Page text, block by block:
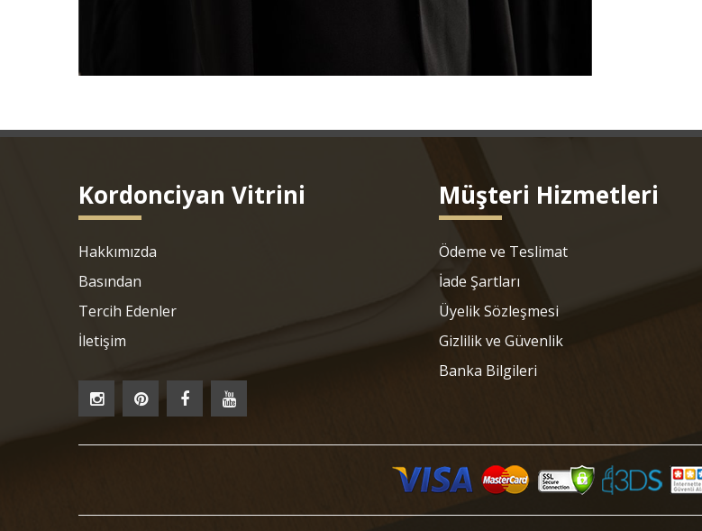
Kordonciyan Vitrini
Hakkımızda
Basından
Tercih Edenler
İletişim
Müşteri Hizmetleri
Ödeme ve Teslimat
İade Şartları
Üyelik Sözleşmesi
Gizlilik ve Güvenlik
Banka Bilgileri